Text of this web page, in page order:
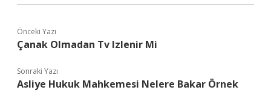
Önceki Yazı
Çanak Olmadan Tv Izlenir Mi
Sonraki Yazı
Asliye Hukuk Mahkemesi Nelere Bakar Örnek